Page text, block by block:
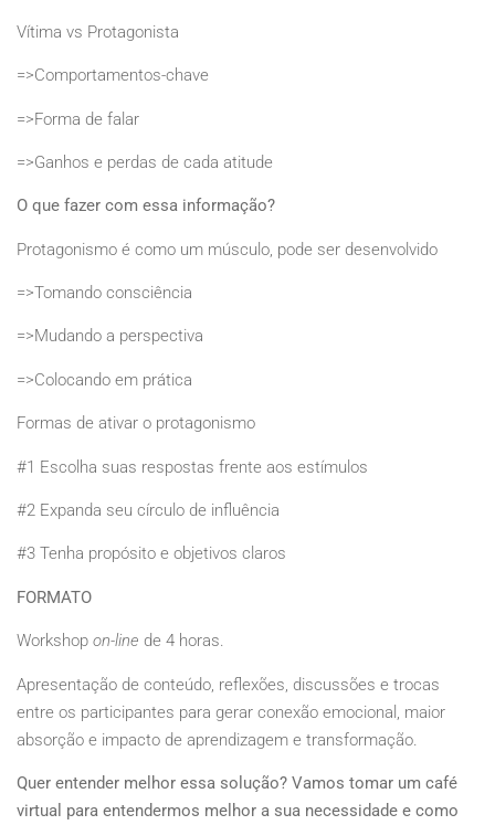
Vítima vs Protagonista
=>Comportamentos-chave
=>Forma de falar
=>Ganhos e perdas de cada atitude
O que fazer com essa informação?
Protagonismo é como um músculo, pode ser desenvolvido
=>Tomando consciência
=>Mudando a perspectiva
=>Colocando em prática
Formas de ativar o protagonismo
#1 Escolha suas respostas frente aos estímulos
#2 Expanda seu círculo de influência
#3 Tenha propósito e objetivos claros
FORMATO
Workshop on-line de 4 horas.
Apresentação de conteúdo, reflexões, discussões e trocas
entre os participantes para gerar conexão emocional, maior
absorção e impacto de aprendizagem e transformação.
Quer entender melhor essa solução? Vamos tomar um café
virtual para entendermos melhor a sua necessidade e como